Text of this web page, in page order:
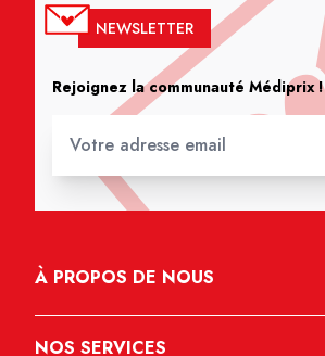
NEWSLETTER
Rejoignez la communauté Médiprix !
À PROPOS DE NOUS
NOS SERVICES